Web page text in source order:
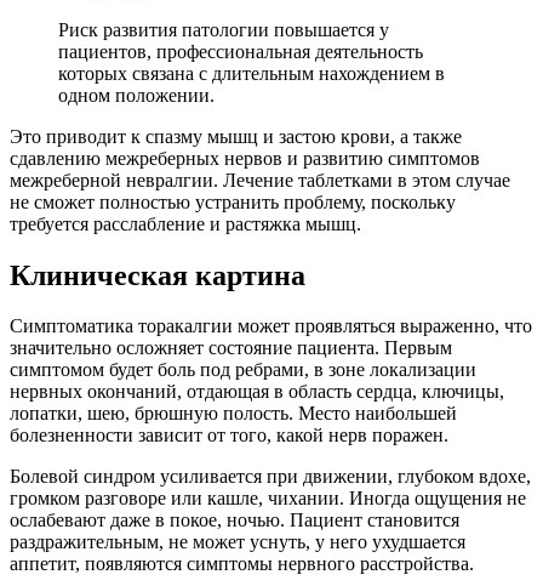
Риск развития патологии повышается у
пациентов, профессиональная деятельность
которых связана с длительным нахождением в
одном положении.
Это приводит к спазму мышц и застою крови, а также
сдавлению межреберных нервов и развитию симптомов
межреберной невралгии. Лечение таблетками в этом случае
не сможет полностью устранить проблему, поскольку
требуется расслабление и растяжка мышц.
Клиническая картина
Симптоматика торакалгии может проявляться выраженно, что
значительно осложняет состояние пациента. Первым
симптомом будет боль под ребрами, в зоне локализации
нервных окончаний, отдающая в область сердца, ключицы,
лопатки, шею, брюшную полость. Место наибольшей
болезненности зависит от того, какой нерв поражен.
Болевой синдром усиливается при движении, глубоком вдохе,
громком разговоре или кашле, чихании. Иногда ощущения не
ослабевают даже в покое, ночью. Пациент становится
раздражительным, не может уснуть, у него ухудшается
аппетит, появляются симптомы нервного расстройства.